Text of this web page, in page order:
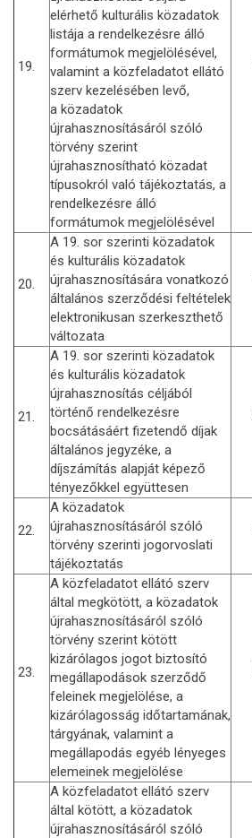
19.
elérhető kulturális közadatok
listája a rendelkezésre álló
formátumok megjelölésével,
valamint a közfeladatot ellátó
szerv kezelésében levő,
a közadatok
újrahasznosításáról szóló
törvény szerint
újrahasznosítható közadat
típusokról való tájékoztatás, a
rendelkezésre álló
formátumok megjelölésével
20.
A 19. sor szerinti közadatok
és kulturális közadatok
újrahasznosítására vonatkozó
általános szerződési feltételek
elektronikusan szerkeszthető
változata
21.
A 19. sor szerinti közadatok
és kulturális közadatok
újrahasznosítás céljából
történő rendelkezésre
bocsátásáért fizetendő díjak
általános jegyzéke, a
díjszámítás alapját képező
tényezőkkel együttesen
22.
A közadatok
újrahasznosításáról szóló
törvény szerinti jogorvoslati
tájékoztatás
23.
A közfeladatot ellátó szerv
által megkötött, a közadatok
újrahasznosításáról szóló
törvény szerint kötött
kizárólagos jogot biztosító
megállapodások szerződő
feleinek megjelölése, a
kizárólagosság időtartamának,
tárgyának, valamint a
megállapodás egyéb lényeges
elemeinek megjelölése
A közfeladatot ellátó szerv
által kötött, a közadatok
újrahasznosításáról szóló